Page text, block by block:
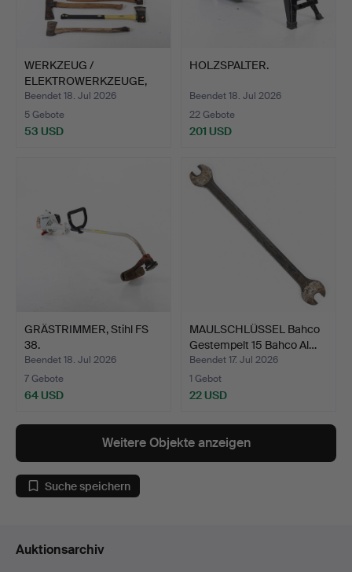
WERKZEUG /
ELEKTROWERKZEUGE,
ein Posten.
Beendet 18. Jul 2026
5 Gebote
53 USD
HOLZSPALTER.
Beendet 18. Jul 2026
22 Gebote
201 USD
GRÄSTRIMMER, Stihl FS
38.
Beendet 18. Jul 2026
7 Gebote
64 USD
MAULSCHLÜSSEL Bahco
Gestempelt 15 Bahco Al…
Beendet 17. Jul 2026
1 Gebot
22 USD
Weitere Objekte anzeigen
Suche speichern
Auktionsarchiv